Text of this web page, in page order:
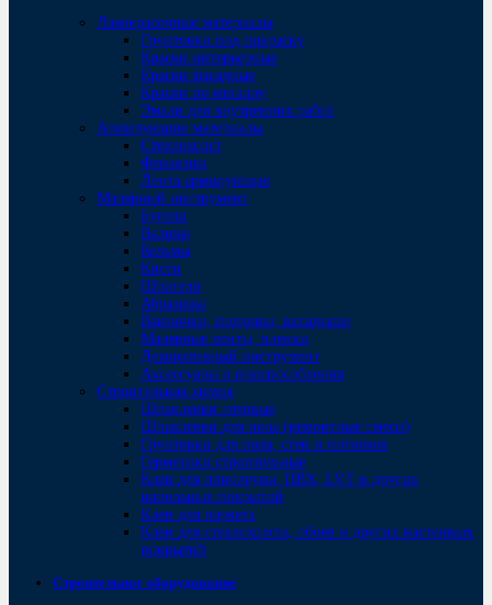
Лакокрасочные материалы
Грунтовки под покраску
Краски интерьерные
Краски фасадные
Краски по металлу
Эмали для внутренних работ
Армирующие материалы
Стеклохолст
Флизелин
Лента армирующая
Малярный инструмент
Бугели
Валики
Кельмы
Кисти
Шпатели
Абразивы
Ванночки, поддоны, вкладыши
Малярные ленты, пленки
Декоративный инструмент
Аксессуары и приспособления
Строительная химия
Шпаклевки готовые
Шпаклевки для пола (ремонтные смеси)
Грунтовки для пола, стен и потолков
Герметики строительные
Клеи для линолеума, ПВХ, LVT и других
напольных покрытий
Клеи для паркета
Клеи для стеклохолста, обоев и других настенных
покрытий
Строительное оборудование